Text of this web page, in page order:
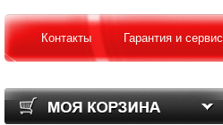
Контакты Гарантия и сервис